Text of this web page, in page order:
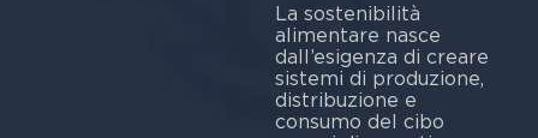
La sostenibilità
alimentare nasce
dall’esigenza di creare
sistemi di produzione,
distribuzione e
consumo del cibo